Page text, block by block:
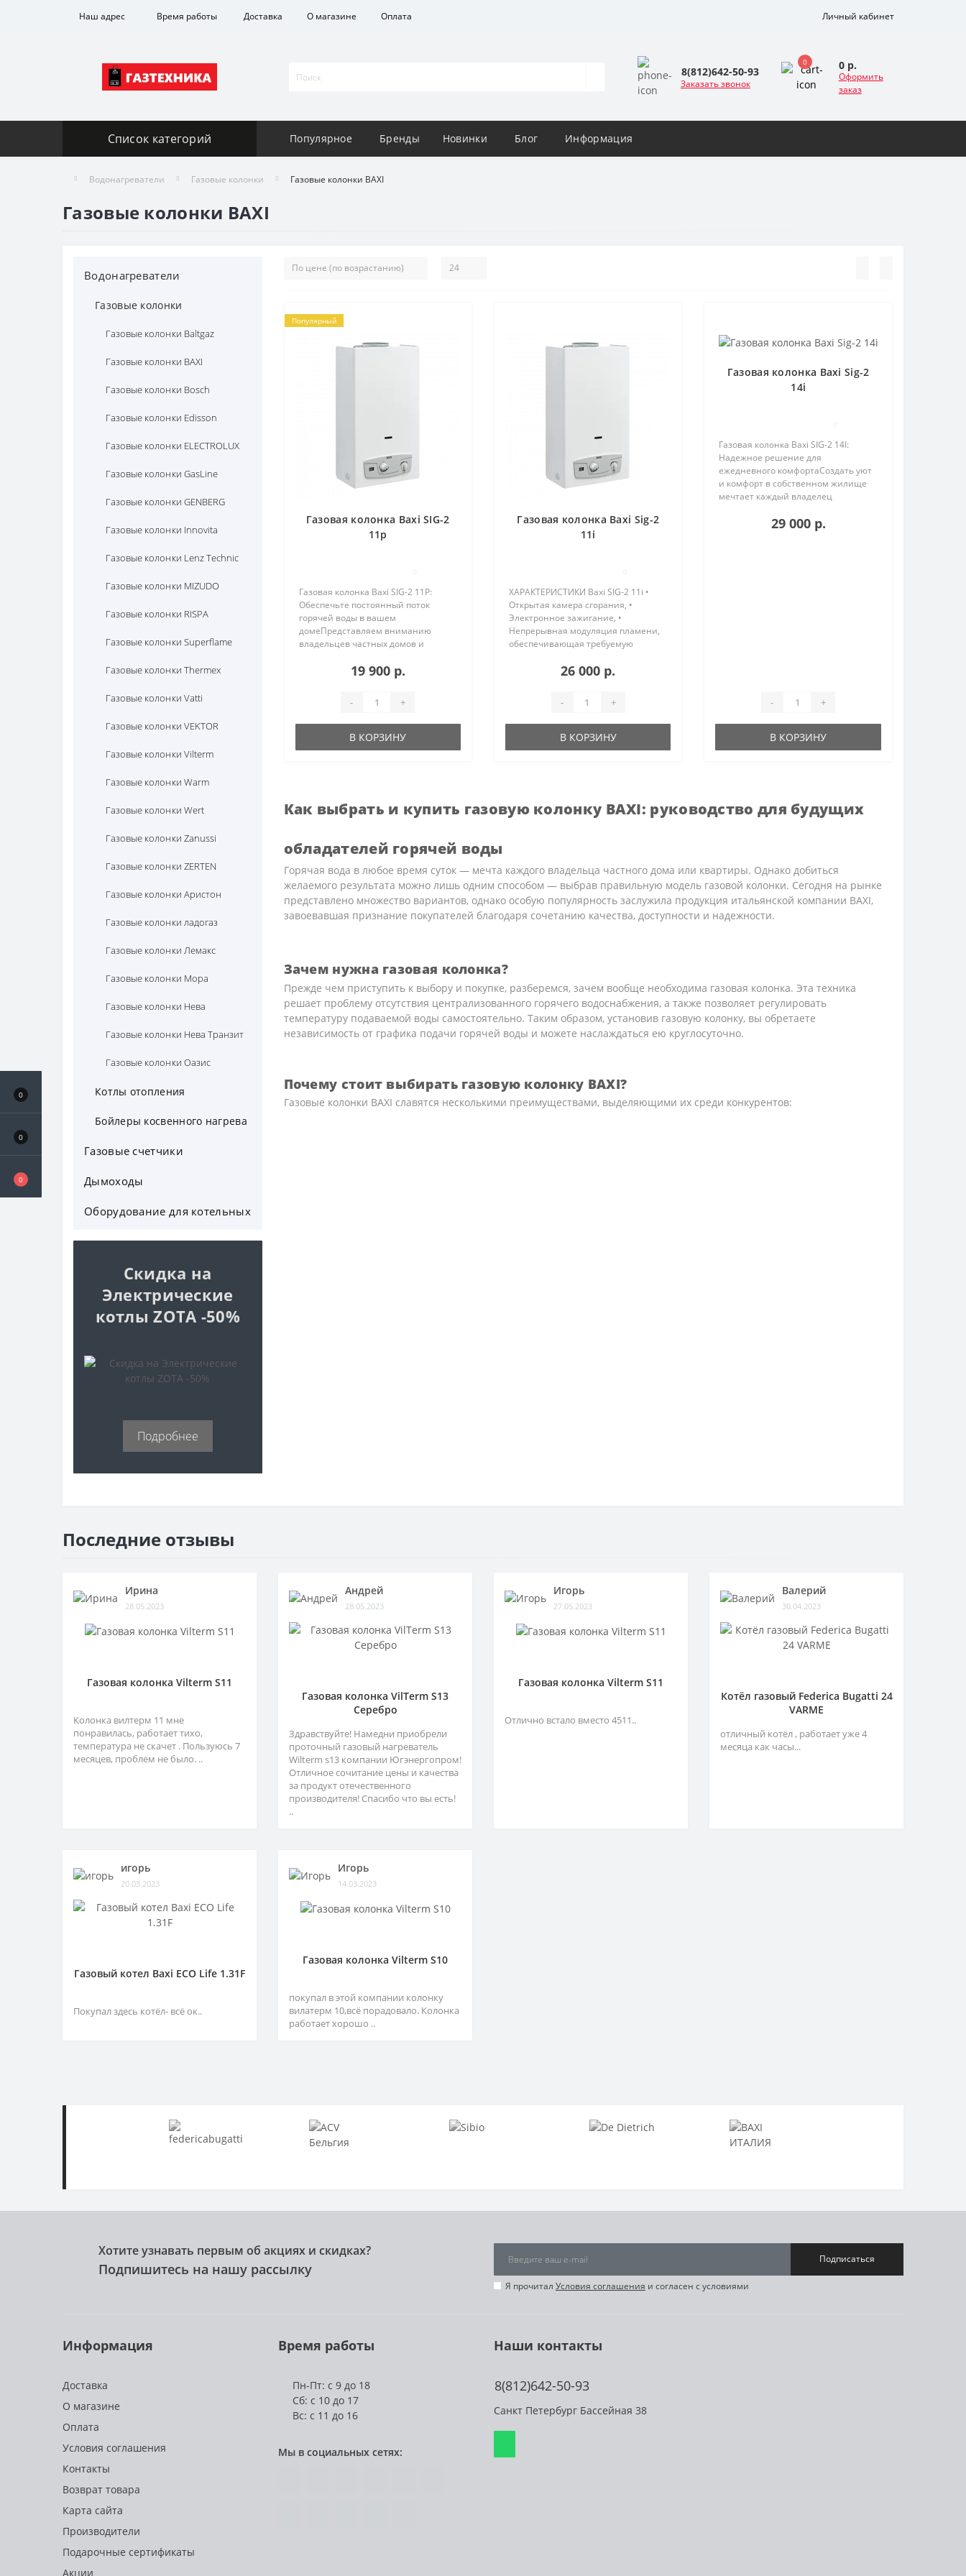
0
0
0
Наш адрес Время работы Доставка О магазине Оплата Личный кабинет
8(812)642-50-93
Заказать звонок
0 0 р.
Оформить
заказ
Список категорий Популярное Бренды Новинки Блог Информация
Водонагреватели Газовые колонки Газовые колонки BAXI
Газовые колонки BAXI
Водонагреватели
Газовые колонки
Газовые колонки Baltgaz
Газовые колонки BAXI
Газовые колонки Bosch
Газовые колонки Edisson
Газовые колонки ELECTROLUX
Газовые колонки GasLine
Газовые колонки GENBERG
Газовые колонки Innovita
Газовые колонки Lenz Technic
Газовые колонки MIZUDO
Газовые колонки RISPA
Газовые колонки Superflame
Газовые колонки Thermex
Газовые колонки Vatti
Газовые колонки VEKTOR
Газовые колонки Vilterm
Газовые колонки Warm
Газовые колонки Wert
Газовые колонки Zanussi
Газовые колонки ZERTEN
Газовые колонки Аристон
Газовые колонки ладогаз
Газовые колонки Лемакс
Газовые колонки Мора
Газовые колонки Нева
Газовые колонки Нева Транзит
Газовые колонки Оазис
Котлы отопления
Газовые котлы
Твердотопливные котлы
Бойлеры косвенного нагрева
Бойлеры BAXI
Бойлеры косвенного нагрева
Gekon
Бойлеры косвенного нагрева
KRATS
Бойлеры косвенного нагрева
Stout
Strattos
Газовые счетчики
Гранд
СГМБ
Дымоходы
Дымоходы для газовых
Оборудование для котельных
Расширительные баки
Стабилизаторы напряжения.
Управление котлами
Скидка на
Электрические
котлы ZOTA -50%
Подробнее
Популярный
Газовая колонка Baxi SIG-2
11p
Газовая колонка Baxi SIG-2 11P:
Обеспечьте постоянный поток
горячей воды в вашем
домеПредставляем вниманию
владельцев частных домов и
моделей газовых проточных
водонагревателей — газовую
19 900 р.
- +
В КОРЗИНУ
Газовая колонка Baxi Sig-2
11i
ХАРАКТЕРИСТИКИ Baxi SIG-2 11i •
Открытая камера сгорания, •
Электронное зажигание, •
Непрерывная модуляция пламени,
обеспечивающая требуемую
воды, • Встроенный регулятор
давления газа позволяет работать в
26 000 р.
- +
В КОРЗИНУ
Газовая колонка Baxi Sig-2
14i
Газовая колонка Baxi SIG-2 14I:
Надежное решение для
ежедневного комфортаСоздать уют
и комфорт в собственном жилище
мечтает каждый владелец
условий достижения этой цели
является наличие теплой воды.
29 000 р.
- +
В КОРЗИНУ
Как выбрать и купить газовую колонку BAXI: руководство для будущих
обладателей горячей воды
Горячая вода в любое время суток — мечта каждого владельца частного дома или квартиры. Однако добиться
желаемого результата можно лишь одним способом — выбрав правильную модель газовой колонки. Сегодня на рынке
представлено множество вариантов, однако особую популярность заслужила продукция итальянской компании BAXI,
завоевавшая признание покупателей благодаря сочетанию качества, доступности и надежности.
Зачем нужна газовая колонка?
Прежде чем приступить к выбору и покупке, разберемся, зачем вообще необходима газовая колонка. Эта техника
решает проблему отсутствия централизованного горячего водоснабжения, а также позволяет регулировать
температуру подаваемой воды самостоятельно. Таким образом, установив газовую колонку, вы обретаете
независимость от графика подачи горячей воды и можете наслаждаться ею круглосуточно.
Почему стоит выбирать газовую колонку BAXI?
Газовые колонки BAXI славятся несколькими преимуществами, выделяющими их среди конкурентов:
Последние отзывы
Ирина
28.05.2023
Газовая колонка Vilterm S11
Колонка вилтерм 11 мне
понравилась, работает тихо,
температура не скачет . Пользуюсь 7
месяцев, проблем не было. ..
Андрей
28.05.2023
Газовая колонка VilTerm S13
Серебро
Здравствуйте! Намедни приобрели
проточный газовый нагреватель
Wilterm s13 компании Югэнергопром!
Отличное сочитание цены и качества
за продукт отечественного
производителя! Спасибо что вы есть!
..
Игорь
27.05.2023
Газовая колонка Vilterm S11
Отлично встало вместо 4511..
Валерий
30.04.2023
Котёл газовый Federica Bugatti 24
VARME
отличный котёл , работает уже 4
месяца как часы...
игорь
20.03.2023
Газовый котел Baxi ECO Life 1.31F
Покупал здесь котёл- всё ок..
Игорь
14.03.2023
Газовая колонка Vilterm S10
покупал в этой компании колонку
вилатерм 10,всё порадовало. Колонка
работает хорошо ..
Хотите узнавать первым об акциях и скидках?
Подпишитесь на нашу рассылку
Подписаться
Я прочитал Условия соглашения и согласен с условиями
Информация
Доставка
О магазине
Оплата
Условия соглашения
Контакты
Возврат товара
Карта сайта
Производители
Подарочные сертификаты
Акции
Время работы
Пн-Пт: с 9 до 18
Сб: с 10 до 17
Вс: с 11 до 16
Мы в социальных сетях:
Наши контакты
8(812)642-50-93
Санкт Петербург Бассейная 38